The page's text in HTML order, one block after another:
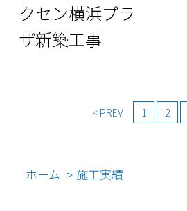
クセン横浜プラ
ザ新築工事
稿
< PREV 1 2
ホーム > 施工実績